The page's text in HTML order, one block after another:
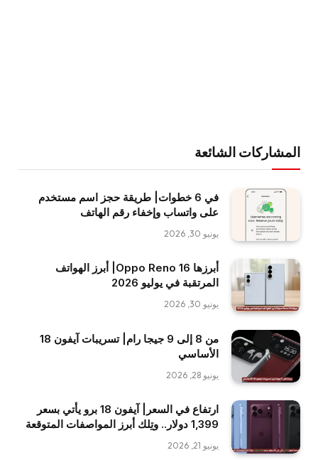
المشاركات الشائعة
في 6 خطوات| طريقة حجز اسم مستخدم
على واتساب وإخفاء رقم الهاتف
يونيو 30, 2026
أبرزها Oppo Reno 16| أبرز الهواتف
المرتقبة في يوليو 2026
يونيو 30, 2026
من 8 إلى 9 جيجا رام| تسريبات آيفون 18
الأساسي
يونيو 28, 2026
ارتفاع في السعر| آيفون 18 برو يأتي بسعر
1,399 دولار.. وتِلك أبرز المواصفات المتوقعة
يونيو 21, 2026